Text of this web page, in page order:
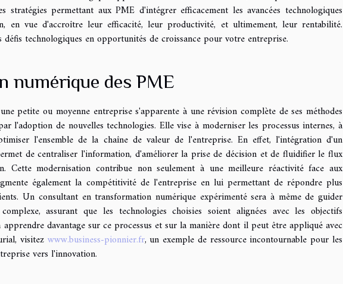
stratégies permettant aux PME d'intégrer efficacement les avancées technologiques
en vue d'accroître leur efficacité, leur productivité, et ultimement, leur rentabilité.
technologiques en opportunités de croissance pour votre entreprise.
numérique des PME
petite ou moyenne entreprise s'apparente à une révision complète de ses méthodes
l'adoption de nouvelles technologies. Elle vise à moderniser les processus internes, à
l'ensemble de la chaîne de valeur de l'entreprise. En effet, l'intégration d'un
de centraliser l'information, d'améliorer la prise de décision et de fluidifier le flux
Cette modernisation contribue non seulement à une meilleure réactivité face aux
également la compétitivité de l'entreprise en lui permettant de répondre plus
Un consultant en transformation numérique expérimenté sera à même de guider
assurant que les technologies choisies soient alignées avec les objectifs
davantage sur ce processus et sur la manière dont il peut être appliqué avec
visitez www.business-pionnier.fr, un exemple de ressource incontournable pour les
vers l'innovation.